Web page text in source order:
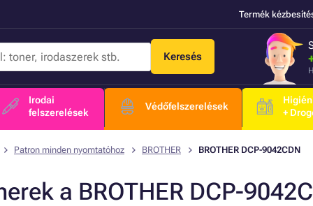
Termék
Keresés
Irodai
felszerelések
Védőfelszerelések
+
Patron minden nyomtatóhoz BROTHER BROTHER DCP-9042CDN
a BROTHER DCP-